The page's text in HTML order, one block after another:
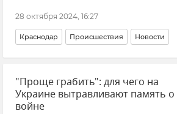
28 октября 2024, 16:27
Краснодар Происшествия Новости
МВД по Краснодарскому краю Оружие
"Проще грабить": для чего на
Украине вытравливают память о
войне